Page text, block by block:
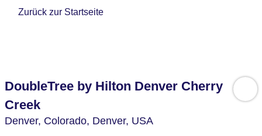
Zurück zur Startseite
DoubleTree by Hilton Denver Cherry
Creek
Denver, Colorado, Denver, USA